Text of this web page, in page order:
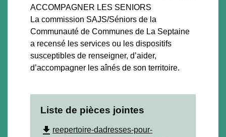
ACCOMPAGNER LES SENIORS
La commission SAJS/Séniors de la
Communauté de Communes de La Septaine
a recensé les services ou les dispositifs
susceptibles de renseigner, d’aider,
d’accompagner les aînés de son territoire.
Liste de pièces jointes
file_download reepertoire-dadresses-pour-